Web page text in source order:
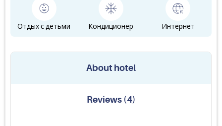
Отдых с детьми Кондиционер Интернет
About hotel
Reviews(4)